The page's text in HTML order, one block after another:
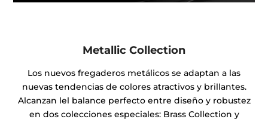
Metallic Collection
Los nuevos fregaderos metálicos se adaptan a las
nuevas tendencias de colores atractivos y brillantes.
Alcanzan lel balance perfecto entre diseño y robustez
en dos colecciones especiales: Brass Collection y